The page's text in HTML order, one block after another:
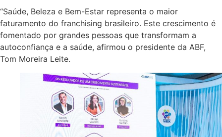
“Saúde, Beleza e Bem-Estar representa o maior
faturamento do franchising brasileiro. Este crescimento é
fomentado por grandes pessoas que transformam a
autoconfiança e a saúde, afirmou o presidente da ABF,
Tom Moreira Leite.